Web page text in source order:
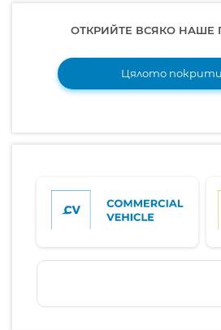
ОТКРИЙТЕ ВСЯКО НАШЕ
Цялото